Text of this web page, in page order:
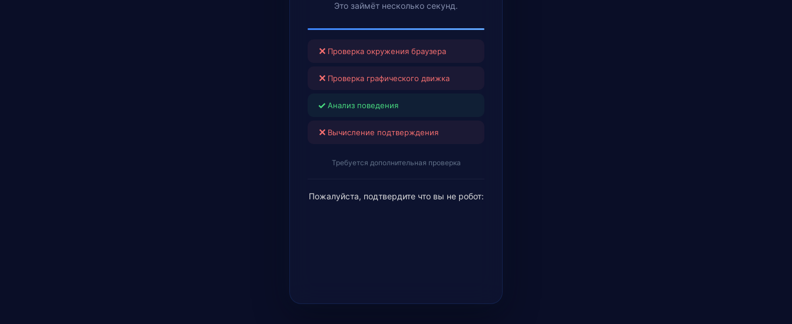
Это займёт несколько секунд.
✕ Проверка окружения браузера
✕ Проверка графического движка
✓ Анализ поведения
✕ Вычисление подтверждения
Требуется дополнительная проверка
Пожалуйста, подтвердите что вы не робот: